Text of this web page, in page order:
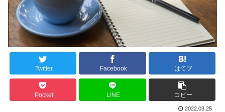
Twitter Facebook はてブ
Pocket LINE コピー
2022.03.25